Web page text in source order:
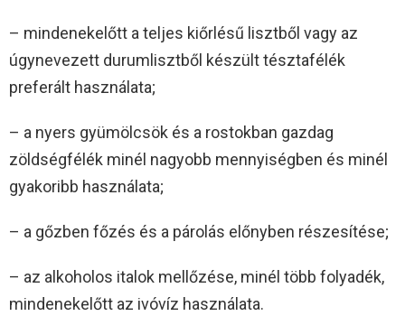
– mindenekelőtt a teljes kiőrlésű lisztből vagy az
úgynevezett durumlisztből készült tésztafélék
preferált használata;
– a nyers gyümölcsök és a rostokban gazdag
zöldségfélék minél nagyobb mennyiségben és minél
gyakoribb használata;
– a gőzben főzés és a párolás előnyben részesítése;
– az alkoholos italok mellőzése, minél több folyadék,
mindenekelőtt az ivóvíz használata.